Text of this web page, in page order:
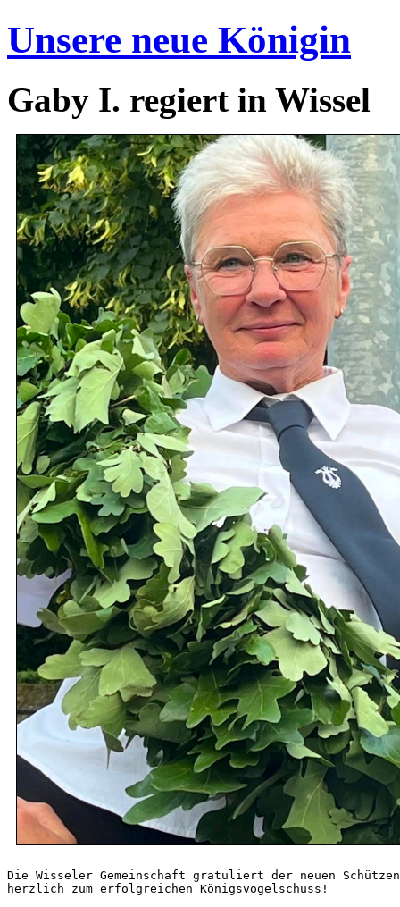
Unsere neue Königin
Gaby I. regiert in Wissel
Die Wisseler Gemeinschaft gratuliert der neuen
herzlich zum erfolgreichen Königsvogelschuss!